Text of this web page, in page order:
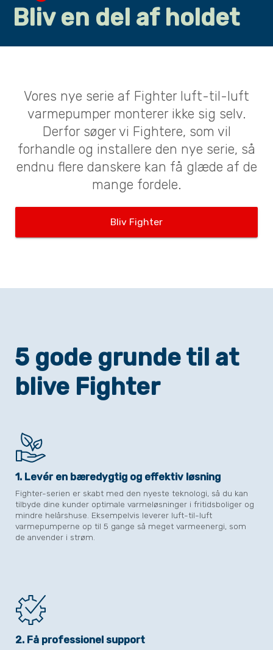
Bliv en del af holdet
Vores nye serie af Fighter luft-til-luft
varmepumper monterer ikke sig selv.
Derfor søger vi Fightere, som vil
forhandle og installere den nye serie, så
endnu flere danskere kan få glæde af de
mange fordele.
Bliv Fighter
5 gode grunde til at
blive Fighter
1. Levér en bæredygtig og effektiv løsning
Fighter-serien er skabt med den nyeste teknologi, så du kan
tilbyde dine kunder optimale varmeløsninger i fritidsboliger og
mindre helårshuse. Eksempelvis leverer luft-til-luft
varmepumperne op til 5 gange så meget varmeenergi, som
de anvender i strøm.
2. Få professionel support